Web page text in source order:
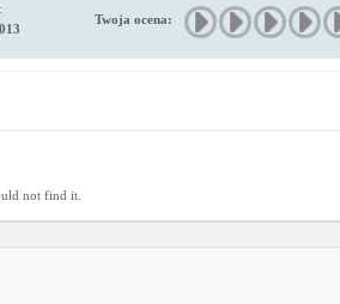
Twoja ocena:
not find it.